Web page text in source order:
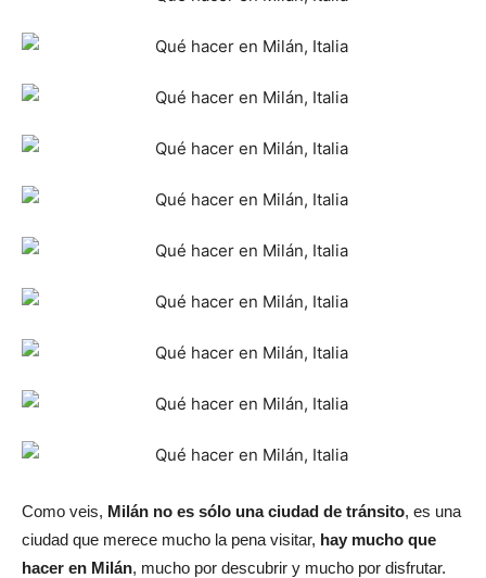
Como veis, Milán no es sólo una ciudad de tránsito, es una
ciudad que merece mucho la pena visitar, hay mucho que
hacer en Milán, mucho por descubrir y mucho por disfrutar.